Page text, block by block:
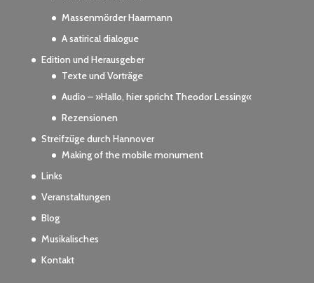
Massenmörder Haarmann
A satirical dialogue
Edition und Herausgeber
Texte und Vorträge
Audio – »Hallo, hier spricht Theodor Lessing«
Rezensionen
Streifzüge durch Hannover
Making of the mobile monument
Links
Veranstaltungen
Blog
Musikalisches
Kontakt